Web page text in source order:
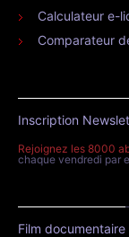
Calculateur e-
Comparateur
Inscription
Rejoignez les 8000
chaque vendredi par
Film documentaire